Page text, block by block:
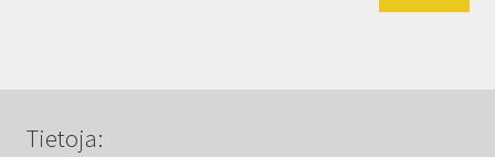
Tietoja: